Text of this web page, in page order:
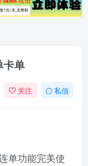
卡单
关注 私信
单功能完美使